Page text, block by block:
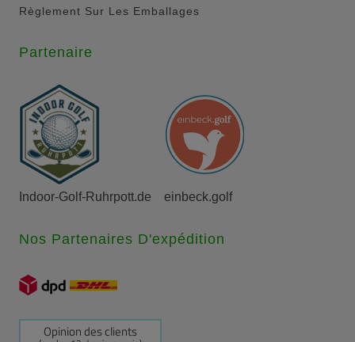
Règlement Sur Les Emballages
Partenaire
Indoor-Golf-Ruhrpott.de einbeck.golf
Nos Partenaires D'expédition